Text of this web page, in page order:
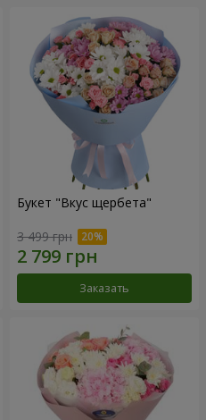
Букет "Вкус щербета"
3 499 грн
Заказать